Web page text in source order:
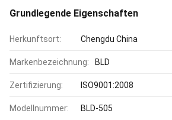
Grundlegende Eigenschaften
Herkunftsort: Chengdu China
Markenbezeichnung: BLD
Zertifizierung: ISO9001:2008
Modellnummer: BLD-505